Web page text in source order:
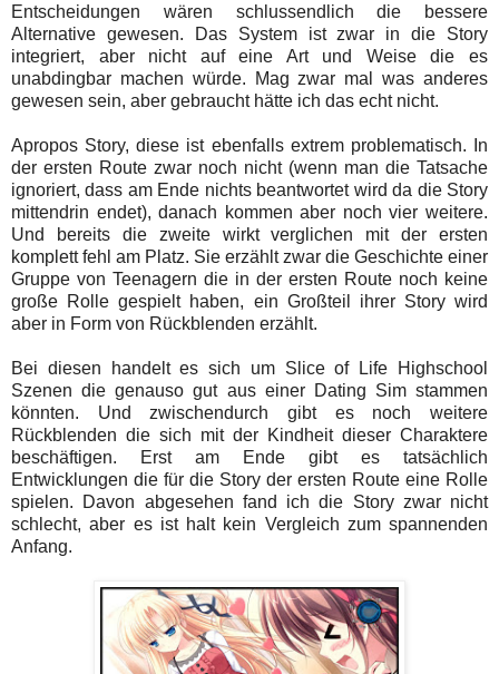
Entscheidungen wären schlussendlich die bessere
Alternative gewesen. Das System ist zwar in die Story
integriert, aber nicht auf eine Art und Weise die es
unabdingbar machen würde. Mag zwar mal was anderes
gewesen sein, aber gebraucht hätte ich das echt nicht.
Apropos Story, diese ist ebenfalls extrem problematisch. In
der ersten Route zwar noch nicht (wenn man die Tatsache
ignoriert, dass am Ende nichts beantwortet wird da die Story
mittendrin endet), danach kommen aber noch vier weitere.
Und bereits die zweite wirkt verglichen mit der ersten
komplett fehl am Platz. Sie erzählt zwar die Geschichte einer
Gruppe von Teenagern die in der ersten Route noch keine
große Rolle gespielt haben, ein Großteil ihrer Story wird
aber in Form von Rückblenden erzählt.
Bei diesen handelt es sich um Slice of Life Highschool
Szenen die genauso gut aus einer Dating Sim stammen
könnten. Und zwischendurch gibt es noch weitere
Rückblenden die sich mit der Kindheit dieser Charaktere
beschäftigen. Erst am Ende gibt es tatsächlich
Entwicklungen die für die Story der ersten Route eine Rolle
spielen. Davon abgesehen fand ich die Story zwar nicht
schlecht, aber es ist halt kein Vergleich zum spannenden
Anfang.